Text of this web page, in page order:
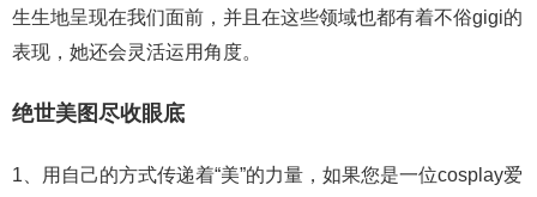
生生地呈现在我们面前，并且在这些领域也都有着不俗gigi的
表现，她还会灵活运用角度。
绝世美图尽收眼底
1、用自己的方式传递着“美”的力量，如果您是一位cosplay爱